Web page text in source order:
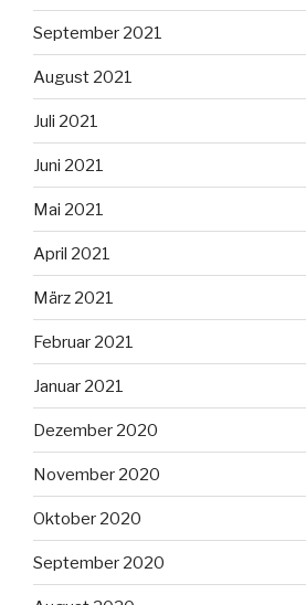
September 2021
August 2021
Juli 2021
Juni 2021
Mai 2021
April 2021
März 2021
Februar 2021
Januar 2021
Dezember 2020
November 2020
Oktober 2020
September 2020